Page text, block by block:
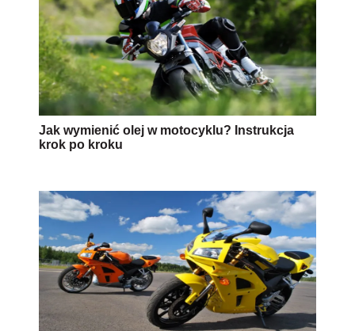
Jak wymienić olej w motocyklu? Instrukcja
krok po kroku